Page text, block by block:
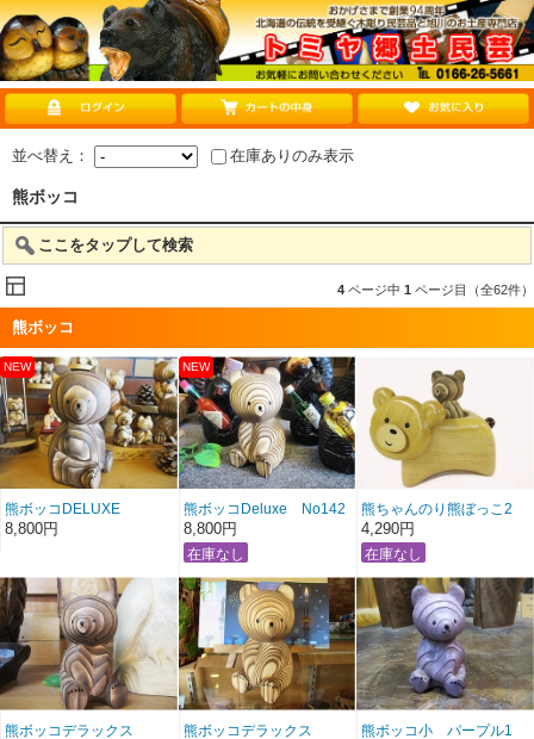
並べ替え： 在庫ありのみ表示
熊ボッコ
ここをタップして検索
4 ページ中 1 ページ目（全62件）
熊ボッコ
熊ボッコDELUXE
NO143
8,800円
熊ボッコDeluxe No142
8,800円
熊ちゃんのり熊ぼっこ2
4,290円
熊ボッコデラックス
熊ボッコデラックス
熊ボッコ小 パープル1